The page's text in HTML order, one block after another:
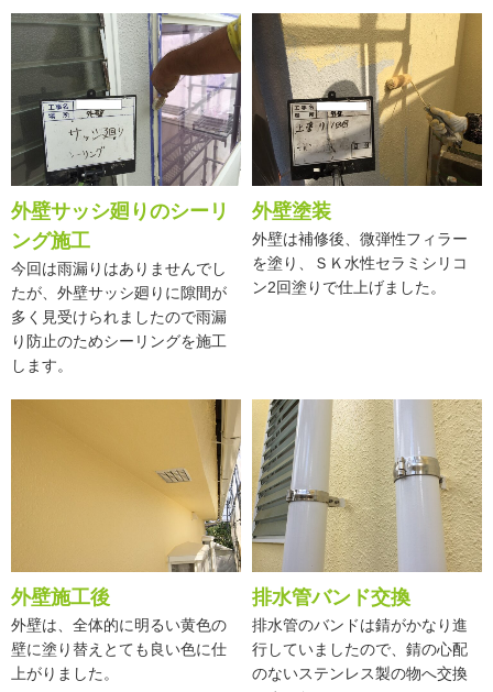
外壁サッシ廻りのシーリ
ング施工
今回は雨漏りはありませんでし
たが、外壁サッシ廻りに隙間が
多く見受けられましたので雨漏
り防止のためシーリングを施工
します。
外壁塗装
外壁は補修後、微弾性フィラー
を塗り、ＳＫ水性セラミシリコ
ン2回塗りで仕上げました。
外壁施工後
外壁は、全体的に明るい黄色の
壁に塗り替えとても良い色に仕
上がりました。
排水管バンド交換
排水管のバンドは錆がかなり進
行していましたので、錆の心配
のないステンレス製の物へ交換